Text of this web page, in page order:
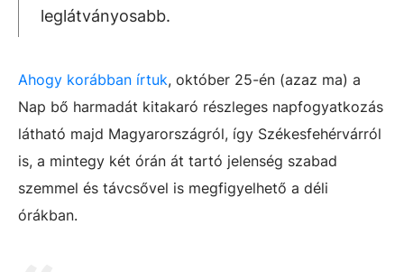
leglátványosabb.
Ahogy korábban írtuk, október 25-én (azaz ma) a
Nap bő harmadát kitakaró részleges napfogyatkozás
látható majd Magyarországról, így Székesfehérvárról
is, a mintegy két órán át tartó jelenség szabad
szemmel és távcsővel is megfigyelhető a déli
órákban.